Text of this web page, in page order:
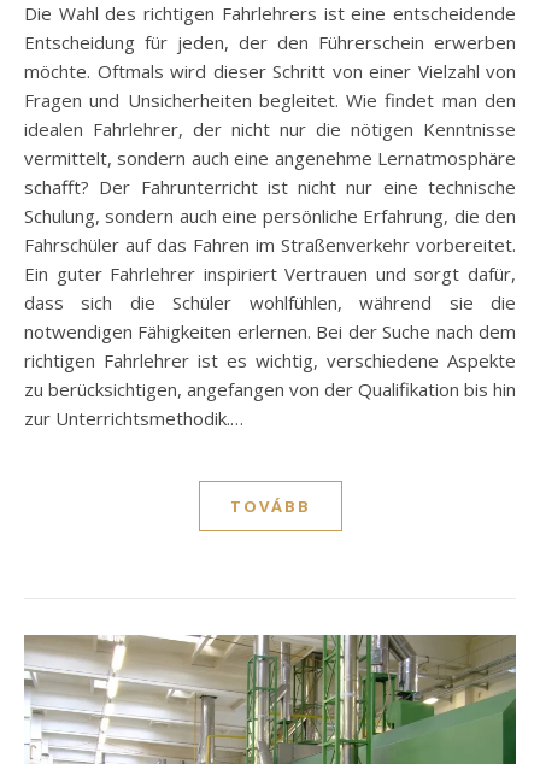
Die Wahl des richtigen Fahrlehrers ist eine entscheidende
Entscheidung für jeden, der den Führerschein erwerben
möchte. Oftmals wird dieser Schritt von einer Vielzahl von
Fragen und Unsicherheiten begleitet. Wie findet man den
idealen Fahrlehrer, der nicht nur die nötigen Kenntnisse
vermittelt, sondern auch eine angenehme Lernatmosphäre
schafft? Der Fahrunterricht ist nicht nur eine technische
Schulung, sondern auch eine persönliche Erfahrung, die den
Fahrschüler auf das Fahren im Straßenverkehr vorbereitet.
Ein guter Fahrlehrer inspiriert Vertrauen und sorgt dafür,
dass sich die Schüler wohlfühlen, während sie die
notwendigen Fähigkeiten erlernen. Bei der Suche nach dem
richtigen Fahrlehrer ist es wichtig, verschiedene Aspekte
zu berücksichtigen, angefangen von der Qualifikation bis hin
zur Unterrichtsmethodik.…
TOVÁBB